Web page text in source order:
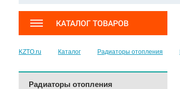
КАТАЛОГ ТОВАРОВ
KZTO.ru Каталог Радиаторы отопления
Радиаторы отопления